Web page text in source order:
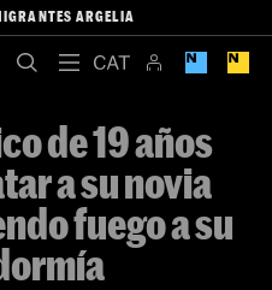
ARGELIA
de 19 años
a su novia
fuego a su